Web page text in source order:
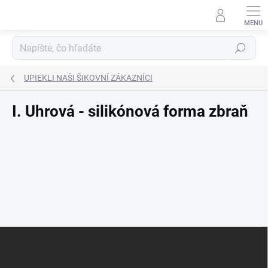
Hľadať
UPIEKLI NAŠI ŠIKOVNÍ ZÁKAZNÍCI
I. Uhrová - silikónová forma zbraň